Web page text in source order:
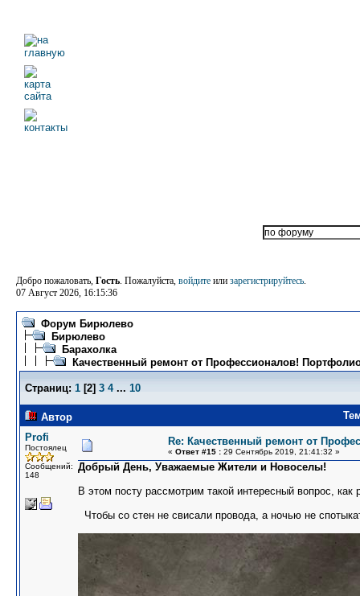
Добро пожаловать, Гость. Пожалуйста, войдите или зарегистрируйтесь.
07 Август 2026, 16:15:36
Форум Бирюлево
Бирюлево
Барахолка
Качественный ремонт от Профессионалов!
Страниц: 1 [2] 3 4 ... 10
Автор
Profi
Постоялец
Сообщений:
148
Re: Качественный ремонт от
« Ответ #15 : 29 Сентябрь 2019, 21:41:32 »
Добрый День, Уважаемые Жители и Новоселы!
В этом посту рассмотрим такой интересный вопрос, как
Чтобы со стен не свисали провода, а ночью не